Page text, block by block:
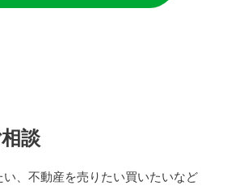
談
、不動産を売りたい買いたいなど